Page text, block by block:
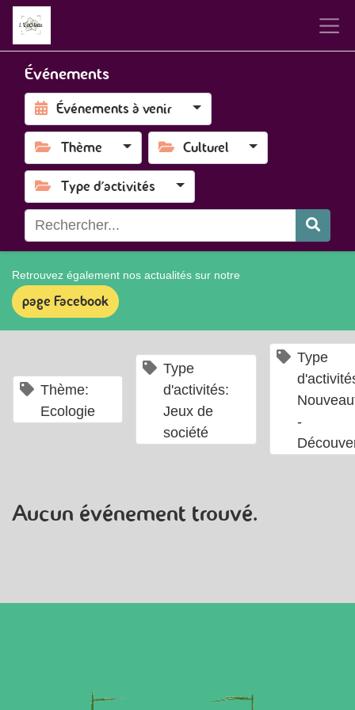
Événements
Événements à venir
Thème Culturel
Type d'activités
Retrouvez également nos actualités sur notre
page Facebook
Thème:
Ecologie
Type
d'activités:
Jeux de
société
Type
-
Aucun événement trouvé.